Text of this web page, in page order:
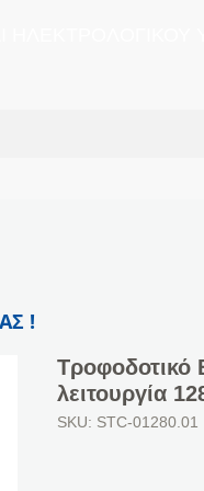
Τροφοδοτικό
λειτουργία
SKU: STC-01280.01
!